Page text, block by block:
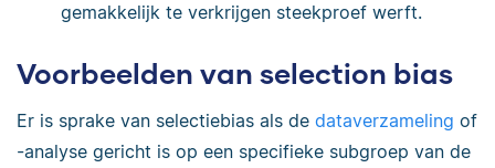
gemakkelijk te verkrijgen steekproef werft.
Voorbeelden van selection bias
Er is sprake van selectiebias als de dataverzameling of
-analyse gericht is op een specifieke subgroep van de